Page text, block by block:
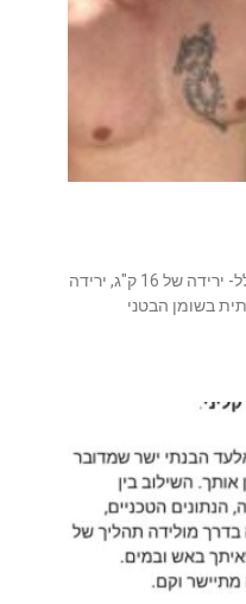
שינוי איכותי בהרכב הגוף אשר כלל- ירידה של 16 ק"ג, ירידה